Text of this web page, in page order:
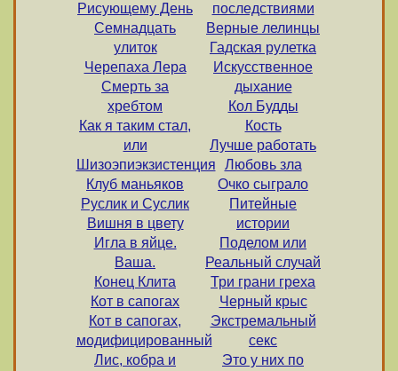
Рисующему День
Семнадцать
улиток
Черепаха Лера
Смерть за
хребтом
Как я таким стал,
или
Шизоэпиэкзистенция
Клуб маньяков
Руслик и Суслик
Вишня в цвету
Игла в яйце.
Ваша.
Конец Клита
Кот в сапогах
Кот в сапогах,
модифицированный
Лис, кобра и
последствиями
Верные лелинцы
Гадская рулетка
Искусственное
дыхание
Кол Будды
Кость
Лучше работать
Любовь зла
Очко сыграло
Питейные
истории
Поделом или
Реальный случай
Три грани греха
Черный крыс
Экстремальный
секс
Это у них по